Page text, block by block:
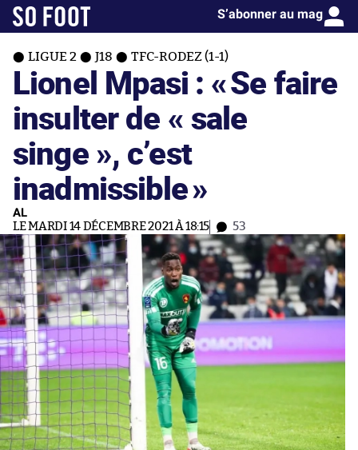
S’abonner au mag
LIGUE 2 J18 TFC-RODEZ (1-1)
Lionel Mpasi : «Se faire
insulter de « sale
singe », c’est
inadmissible»
AL
LE MARDI 14 DÉCEMBRE 2021 À 18:15 53